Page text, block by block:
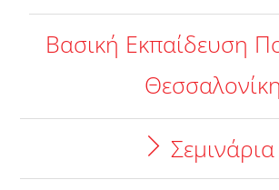
Βασική Εκπαίδευση
Θεσσαλονίκη
Σεμινάρια